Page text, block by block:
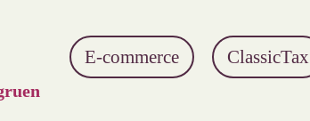
E-commerce ClassicTax